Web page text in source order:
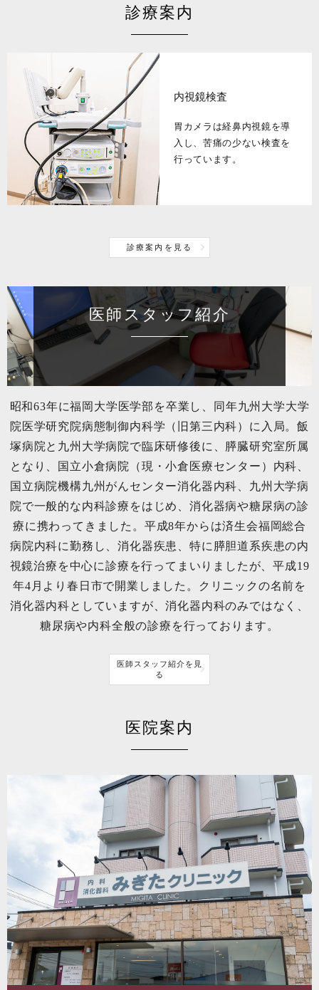
診療案内
内視鏡検査
胃カメラは経鼻内視鏡を導
入し、苦痛の少ない検査を
行っています。
診療案内を見る
医師スタッフ紹介
昭和63年に福岡大学医学部を卒業し、同年九州大学大学
院医学研究院病態制御内科学（旧第三内科）に入局。飯
塚病院と九州大学病院で臨床研修後に、膵臓研究室所属
となり、国立小倉病院（現・小倉医療センター）内科、
国立病院機構九州がんセンター消化器内科、九州大学病
院で一般的な内科診療をはじめ、消化器病や糖尿病の診
療に携わってきました。平成8年からは済生会福岡総合
病院内科に勤務し、消化器疾患、特に膵胆道系疾患の内
視鏡治療を中心に診療を行ってまいりましたが、平成19
年4月より春日市で開業しました。クリニックの名前を
消化器内科としていますが、消化器内科のみではなく、
糖尿病や内科全般の診療を行っております。
医師スタッフ紹介を見
る
医院案内